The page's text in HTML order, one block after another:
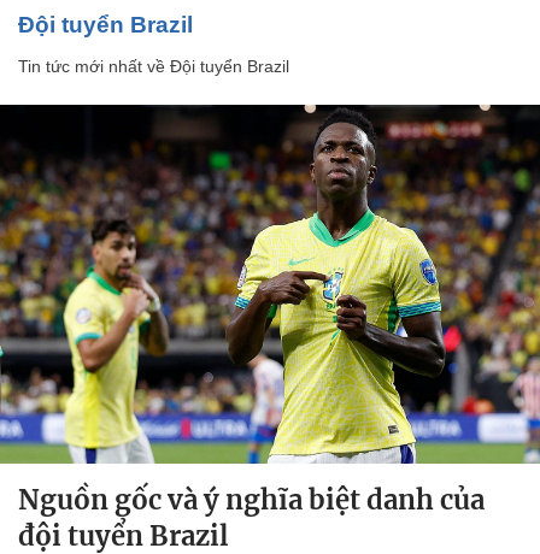
Đội tuyển Brazil
Tin tức mới nhất về Đội tuyển Brazil
Nguồn gốc và ý nghĩa biệt danh của
đội tuyển Brazil